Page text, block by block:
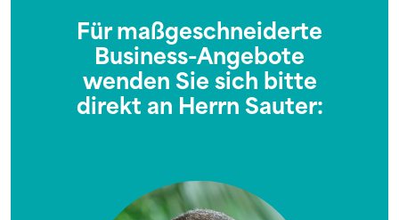
Für maßgeschneiderte
Business-Angebote
wenden Sie sich bitte
direkt an Herrn Sauter: